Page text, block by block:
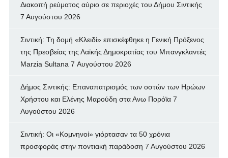
Διακοπή ρεύματος αύριο σε περιοχές του Δήμου Σιντικής
7 Αυγούστου 2026
Σιντική: Τη δομή «Κλειδί» επισκέφθηκε η Γενική Πρόξενος
της Πρεσβείας της Λαϊκής Δημοκρατίας του Μπανγκλαντές
Marzia Sultana 7 Αυγούστου 2026
Δήμος Σιντικής: Επαναπατρισμός των oστών των Ηρώων
Χρήστου και Ελένης Μαρούδη στα Ανω Πορόϊα 7
Αυγούστου 2026
Σιντική: Οι «Κομνηνοί» γιόρτασαν τα 50 χρόνια
προσφοράς στην ποντιακή παράδοση 7 Αυγούστου 2026